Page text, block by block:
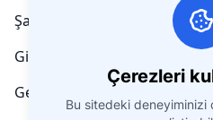
Çerezleri
Bu sitedeki deneyiminizi
Şartlar ve koşullar
Gizlilik Politikası
Geri Ödeme Politikası